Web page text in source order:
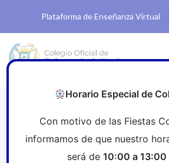
Plataforma de Enseñanza Virtual
Internacional de las
Matronas
Horario Especial de
Con motivo de las Fiestas
informamos de que nuestro
será de 10:00 a 13:00